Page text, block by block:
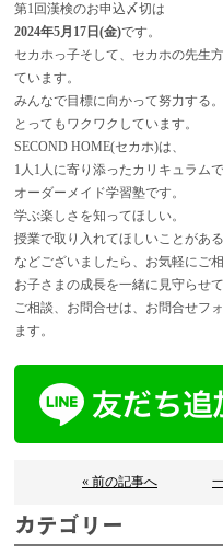
第1回漢検のお申込〆切は
2024年5月17日(金)です。
セカホっ子そして、セカホの先生
ています。
みんなで目標に向かって努力する。
とってもワクワクしています。
SECOND HOME(セカホ)は、
1人1人に寄り添ったカリキュラム
オーダーメイド学習塾です。
学ぶ楽しさを知ってほしい。
授業で取り入れてほしいことがある
などございましたら、お気軽にご相
お子さまの成長を一緒に見守らせ
ご相談、お問合せは、お問合せフ
ます。
« 前の記事へ
カテゴリー